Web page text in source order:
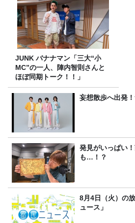
JUNK バナナマン「三大“小
MC”の一人、陣内智則さんと
ほぼ同期トーク！！」
妄想散歩へ出発
発見がいっぱい
も…！？
8月4日（火）の
ュース」